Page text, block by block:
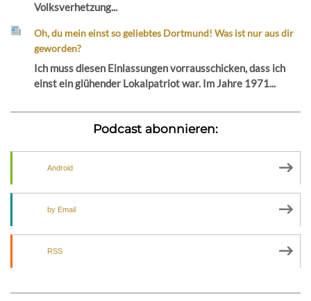
Volksverhetzung...
Oh, du mein einst so geliebtes Dortmund! Was ist nur aus dir
geworden?
Ich muss diesen Einlassungen vorrausschicken, dass ich
einst ein glühender Lokalpatriot war. Im Jahre 1971...
Podcast abonnieren:
Android
by Email
RSS